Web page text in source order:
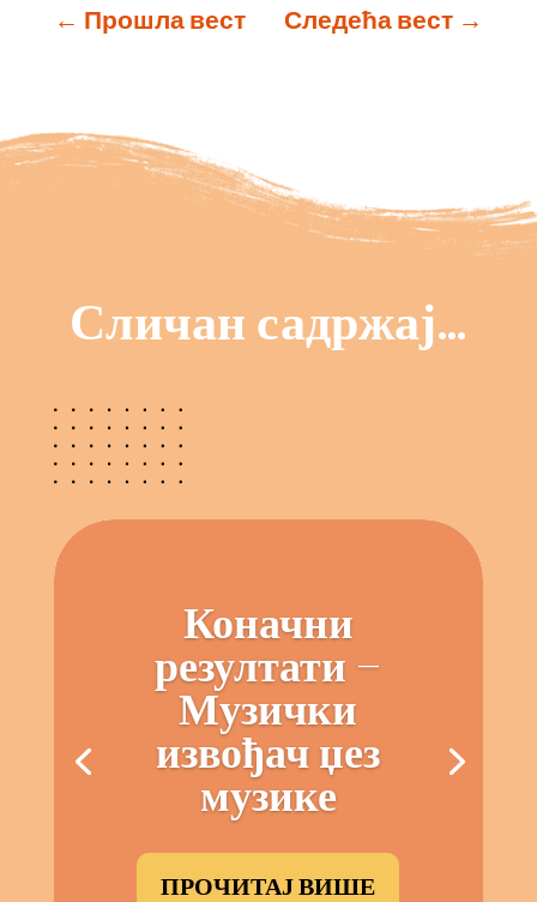
← Прошла вест Следећа вест →
Сличан садржај…
Коначни
резултати –
Музички
извођач џез
музике
ПРОЧИТАЈ ВИШЕ